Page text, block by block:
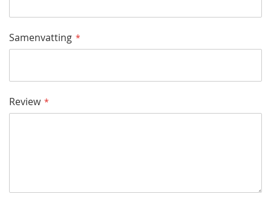
Samenvatting
Review